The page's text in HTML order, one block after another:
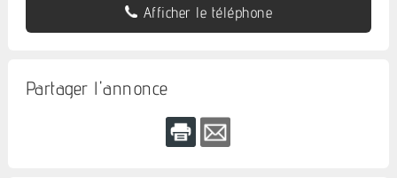
Afficher le téléphone
Partager l'annonce